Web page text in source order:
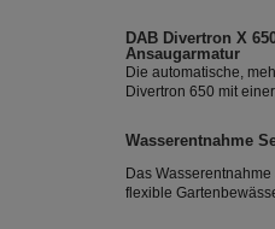
Versorgung von Haus
DAB Divertron X
Ansaugarmatur
Die automatische,
Divertron 650 mit
Nutzung von dem
die Bewässerung des
Wasserentnahme
Das
flexible